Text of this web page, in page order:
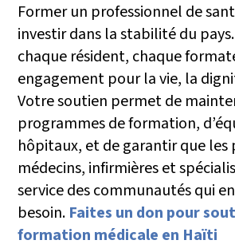
Former un professionnel de
investir dans la stabilité du
chaque résident, chaque
engagement pour la vie, la
Votre soutien permet de
programmes de formation,
hôpitaux, et de garantir que les
médecins, infirmières et
service des communautés qui
besoin. Faites un don pour
formation médicale en Haïti